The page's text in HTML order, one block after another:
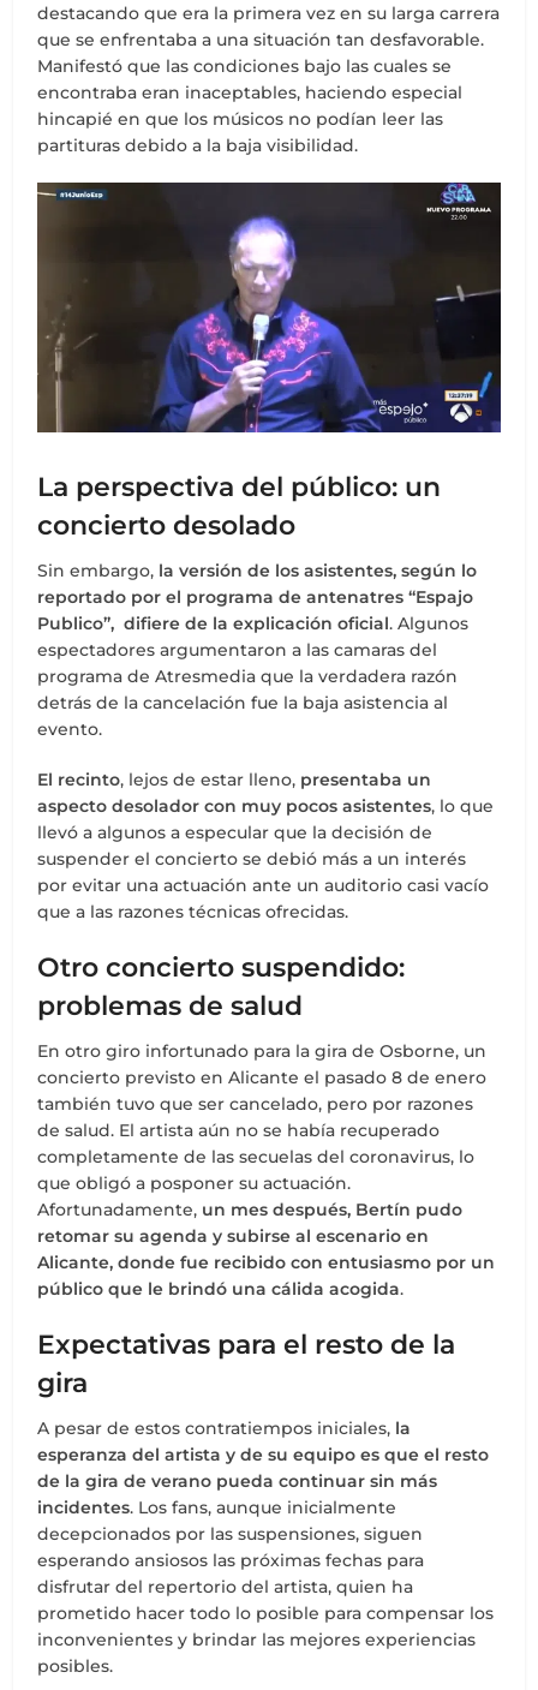
destacando que era la primera vez en su larga carrera
que se enfrentaba a una situación tan desfavorable.
Manifestó que las condiciones bajo las cuales se
encontraba eran inaceptables, haciendo especial
hincapié en que los músicos no podían leer las
partituras debido a la baja visibilidad.
La perspectiva del público: un
concierto desolado
Sin embargo, la versión de los asistentes, según lo
reportado por el programa de antenatres “Espajo
Publico”, difiere de la explicación oficial. Algunos
espectadores argumentaron a las camaras del
programa de Atresmedia que la verdadera razón
detrás de la cancelación fue la baja asistencia al
evento.
El recinto, lejos de estar lleno, presentaba un
aspecto desolador con muy pocos asistentes, lo que
llevó a algunos a especular que la decisión de
suspender el concierto se debió más a un interés
por evitar una actuación ante un auditorio casi vacío
que a las razones técnicas ofrecidas.
Otro concierto suspendido:
problemas de salud
En otro giro infortunado para la gira de Osborne, un
concierto previsto en Alicante el pasado 8 de enero
también tuvo que ser cancelado, pero por razones
de salud. El artista aún no se había recuperado
completamente de las secuelas del coronavirus, lo
que obligó a posponer su actuación.
Afortunadamente, un mes después, Bertín pudo
retomar su agenda y subirse al escenario en
Alicante, donde fue recibido con entusiasmo por un
público que le brindó una cálida acogida.
Expectativas para el resto de la
gira
A pesar de estos contratiempos iniciales, la
esperanza del artista y de su equipo es que el resto
de la gira de verano pueda continuar sin más
incidentes. Los fans, aunque inicialmente
decepcionados por las suspensiones, siguen
esperando ansiosos las próximas fechas para
disfrutar del repertorio del artista, quien ha
prometido hacer todo lo posible para compensar los
inconvenientes y brindar las mejores experiencias
posibles.